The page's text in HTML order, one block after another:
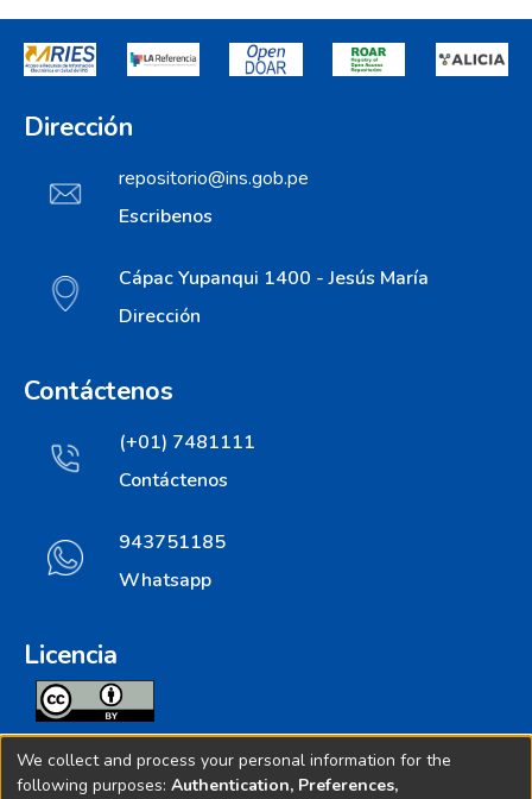
Dirección
repositorio@ins.gob.pe
Escribenos
Cápac Yupanqui 1400 - Jesús María
Dirección
Contáctenos
(+01) 7481111
Contáctenos
943751185
Whatsapp
Licencia
Todos los contenidos de repositorio.ins.gob.pe estan
licenciados bajo
We collect and process your personal information for the
following purposes: Authentication, Preferences,